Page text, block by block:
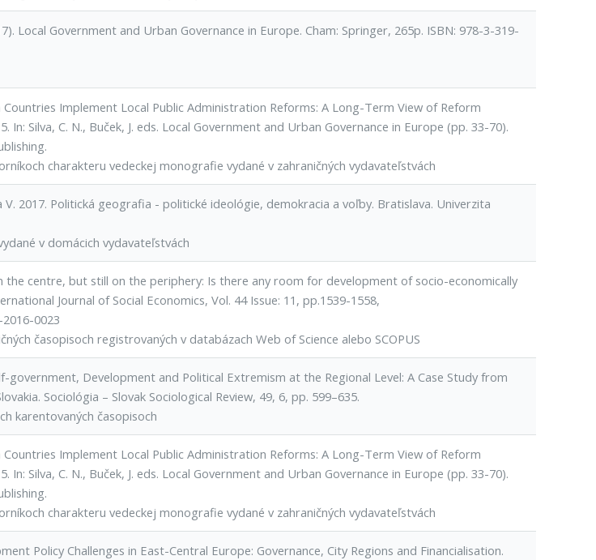
Local Government and Urban Governance in Europe. Cham: Springer, 265p. ISBN: 978-3-319-
Countries Implement Local Public Administration Reforms: A Long-Term View of Reform
In: Silva, C. N., Buček, J. eds. Local Government and Urban Governance in Europe (pp. 33-70).
charakteru vedeckej monografie vydané v zahraničných vydavateľstvách
V. 2017. Politická geografia - politické ideológie, demokracia a voľby. Bratislava. Univerzita
v domácich vydavateľstvách
the centre, but still on the periphery: Is there any room for development of socio-economically
Journal of Social Economics, Vol. 44 Issue: 11, pp.1539-1558,
0023
časopisoch registrovaných v databázach Web of Science alebo SCOPUS
government, Development and Political Extremism at the Regional Level: A Case Study from
Sociológia – Slovak Sociological Review, 49, 6, pp. 599–635.
karentovaných časopisoch
Countries Implement Local Public Administration Reforms: A Long-Term View of Reform
In: Silva, C. N., Buček, J. eds. Local Government and Urban Governance in Europe (pp. 33-70).
charakteru vedeckej monografie vydané v zahraničných vydavateľstvách
Policy Challenges in East-Central Europe: Governance, City Regions and Financialisation.